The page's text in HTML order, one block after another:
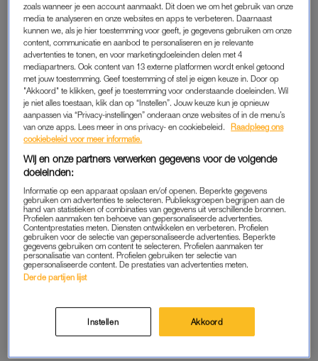
Meer dan de helft van de ’thuiszitters’, zoals de NVA ze noemt,
gaat langer dan een jaar niet naar school. Dat heeft
‘desastreuze gevolgen voor hun toekomst’, aldus de
organisatie. Voor 51 procent van hen wordt momenteel ook
niet gezocht naar een geschikte plek om welonderwijste
volgen.
Zo’n geschikte plek vinden is dan ook niet makkelijk, blijkt uit
de enquête. Ouders noemen een ongeschikte
schoolomgeving, een te intensief schoolprogramma en gebrek
aan ondersteuning de belangrijkste oorzaken van dat hun kind
niet naar school gaat. In ruim zestig procent van de gezinnen is
in elk geval één ouder minder gaan werken of zelfs gestopt om
bij hun kind te kunnen zijn.
Sannes broer Paul (32) vond
zoals wanneer je een account aanmaakt. Dit doen we om het gebruik van onze
media te analyseren en onze websites en apps te verbeteren. Daarnaast
kunnen we, als je hier toestemming voor geeft, je gegevens gebruiken om onze
content, communicatie en aanbod te personaliseren en je relevante
advertenties te tonen, en voor marketingdoeleinden delen met 4
mediapartners. Ook content van 13 externe platformen wordt enkel getoond
met jouw toestemming. Geef toestemming of stel je eigen keuze in. Door op
"Akkoord" te klikken, geef je toestemming voor onderstaande doeleinden. Wil
je niet alles toestaan, klik dan op “Instellen”. Jouw keuze kun je opnieuw
aanpassen via “Privacy-instellingen” onderaan onze websites of in de menu’s
van onze apps. Lees meer in ons privacy- en cookiebeleid.
Raadpleeg ons
cookiebeleid voor meer informatie.
Wij en onze partners verwerken gegevens voor de volgende
doeleinden:
Informatie op een apparaat opslaan en/of openen. Beperkte gegevens
gebruiken om advertenties te selecteren. Publieksgroepen begrijpen aan de
hand van statistieken of combinaties van gegevens uit verschillende bronnen.
Profielen aanmaken ten behoeve van gepersonaliseerde advertenties.
Contentprestaties meten. Diensten ontwikkelen en verbeteren. Profielen
gebruiken voor de selectie van gepersonaliseerde advertenties. Beperkte
gegevens gebruiken om content te selecteren. Profielen aanmaken ter
personalisatie van content. Profielen gebruiken ter selectie van
gepersonaliseerde content. De prestaties van advertenties meten.
Derde partijen lijst
Instellen Akkoord